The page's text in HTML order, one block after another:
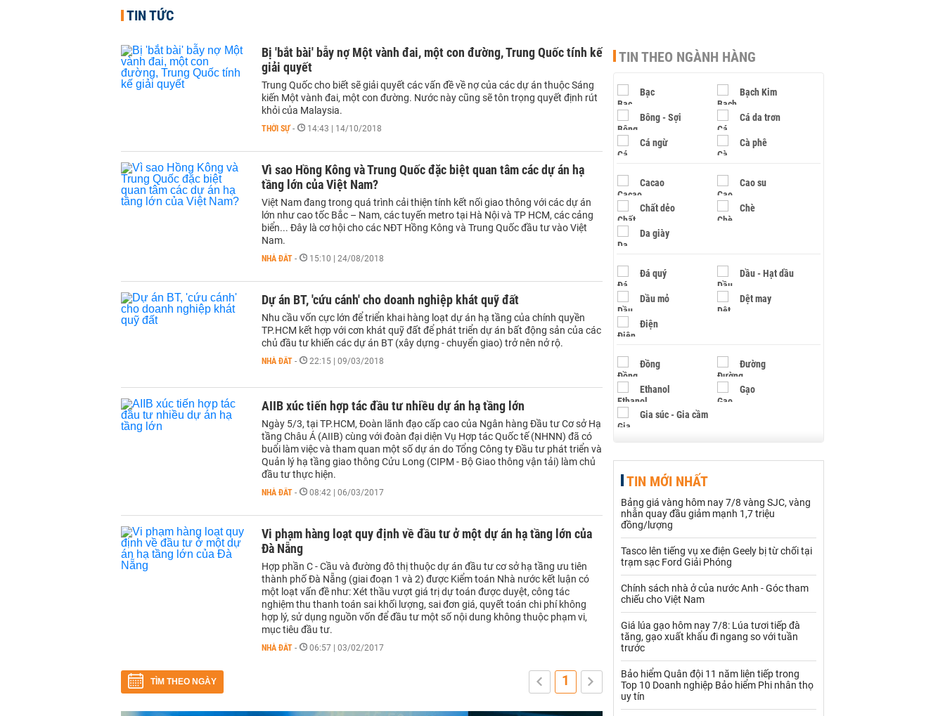
TIN TỨC
Bị 'bắt bài' bẫy nợ Một vành đai, một con đường, Trung Quốc tính kế
giải quyết
Trung Quốc cho biết sẽ giải quyết các vấn đề về nợ của các dự án thuộc Sáng
kiến Một vành đai, một con đường. Nước này cũng sẽ tôn trọng quyết định rút
khỏi của Malaysia.
THỜI SỰ - 14:43 | 14/10/2018
Vì sao Hồng Kông và Trung Quốc đặc biệt quan tâm các dự án hạ
tầng lớn của Việt Nam?
Việt Nam đang trong quá trình cải thiện tính kết nối giao thông với các dự án
lớn như cao tốc Bắc – Nam, các tuyến metro tại Hà Nội và TP HCM, các cảng
biển... Đây là cơ hội cho các NĐT Hồng Kông và Trung Quốc đầu tư vào Việt
Nam.
NHÀ ĐẤT - 15:10 | 24/08/2018
Dự án BT, 'cứu cánh' cho doanh nghiệp khát quỹ đất
Nhu cầu vốn cực lớn để triển khai hàng loạt dự án hạ tầng của chính quyền
TP.HCM kết hợp với cơn khát quỹ đất để phát triển dự án bất động sản của các
chủ đầu tư khiến các dự án BT (xây dựng - chuyển giao) trở nên nở rộ.
NHÀ ĐẤT - 22:15 | 09/03/2018
AIIB xúc tiến hợp tác đầu tư nhiều dự án hạ tầng lớn
Ngày 5/3, tại TP.HCM, Đoàn lãnh đạo cấp cao của Ngân hàng Đầu tư Cơ sở Hạ
tầng Châu Á (AIIB) cùng với đoàn đại diện Vụ Hợp tác Quốc tế (NHNN) đã có
buổi làm việc và tham quan một số dự án do Tổng Công ty Đầu tư phát triển và
Quản lý hạ tầng giao thông Cửu Long (CIPM - Bộ Giao thông vận tải) làm chủ
đầu tư thực hiện.
NHÀ ĐẤT - 08:42 | 06/03/2017
Vi phạm hàng loạt quy định về đầu tư ở một dự án hạ tầng lớn của
Đà Nẵng
Hợp phần C - Cầu và đường đô thị thuộc dự án đầu tư cơ sở hạ tầng ưu tiên
thành phố Đà Nẵng (giai đoạn 1 và 2) được Kiểm toán Nhà nước kết luận có
một loạt vấn đề như: Xét thầu vượt giá trị dự toán được duyệt, công tác
nghiệm thu thanh toán sai khối lượng, sai đơn giá, quyết toán chi phí không
hợp lý, sử dụng nguồn vốn để đầu tư một số nội dung không thuộc phạm vi,
mục tiêu đầu tư.
NHÀ ĐẤT - 06:57 | 03/02/2017
TÌM THEO NGÀY 1
TIN THEO NGÀNH HÀNG
Bạc Bạch Kim
Bông - Sợi Cá da trơn
Cá ngừ Cà phê
Cacao Cao su
Chất dẻo Chè
Da giày
Đá quý Dầu - Hạt dầu
Dầu mỏ Dệt may
Điện
Đồng Đường
Ethanol Gạo
Gia súc - Gia cầm
Hạt điều
Khí đốt
Kim loại khác Mắc ca
Muối
Nhựa - Hạt nhựa
Palladium Phân bón
Rau - Củ -Quả Sắt thép
Sữa
TIN MỚI NHẤT
Bảng giá vàng hôm nay 7/8 vàng SJC, vàng
nhẫn quay đầu giảm mạnh 1,7 triệu
đồng/lượng
Tasco lên tiếng vụ xe điện Geely bị từ chối tại
trạm sạc Ford Giải Phóng
Chính sách nhà ở của nước Anh - Góc tham
chiếu cho Việt Nam
Giá lúa gạo hôm nay 7/8: Lúa tươi tiếp đà
tăng, gạo xuất khẩu đi ngang so với tuần
trước
Bảo hiểm Quân đội 11 năm liên tiếp trong
Top 10 Doanh nghiệp Bảo hiểm Phi nhân thọ
uy tín